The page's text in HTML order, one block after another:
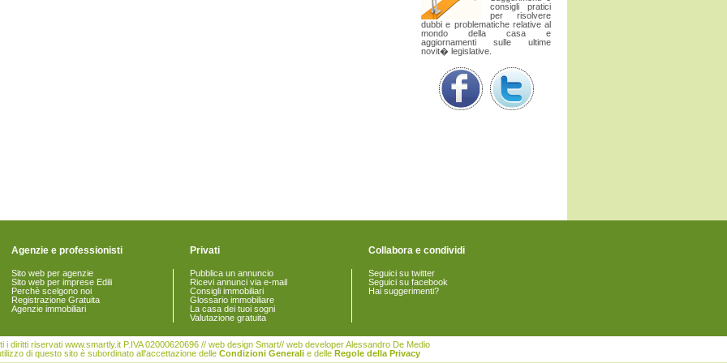
consigli pratici
per risolvere
dubbi e problematiche relative al
mondo della casa e
aggiornamenti sulle ultime
novit� legislative.
Agenzie e professionisti
Sito web per agenzie
Sito web per imprese Edili
Perchè scelgono noi
Registrazione Gratuita
Agenzie immobiliari
Privati
Pubblica un annuncio
Ricevi annunci via e-mail
Consigli immobiliari
Glossario immobiliare
La casa dei tuoi sogni
Valutazione gratuita
Collabora e condividi
Seguici su twitter
Seguici su facebook
Hai suggerimenti?
i diritti riservati www.smartly.it P.IVA 02000620696 // web design Smart// web developer Alessandro De Medio
di questo sito è subordinato all'accettazione delle Condizioni Generali e delle Regole della Privacy